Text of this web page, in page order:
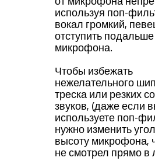
используя поп-
вокал громкий,
отступить подальше
микрофона.
Чтобы избежать
нежелательного
треска или резких
звуков, (даже если
используете поп-
нужно изменить
высоту микрофона,
не смотрел прямо в